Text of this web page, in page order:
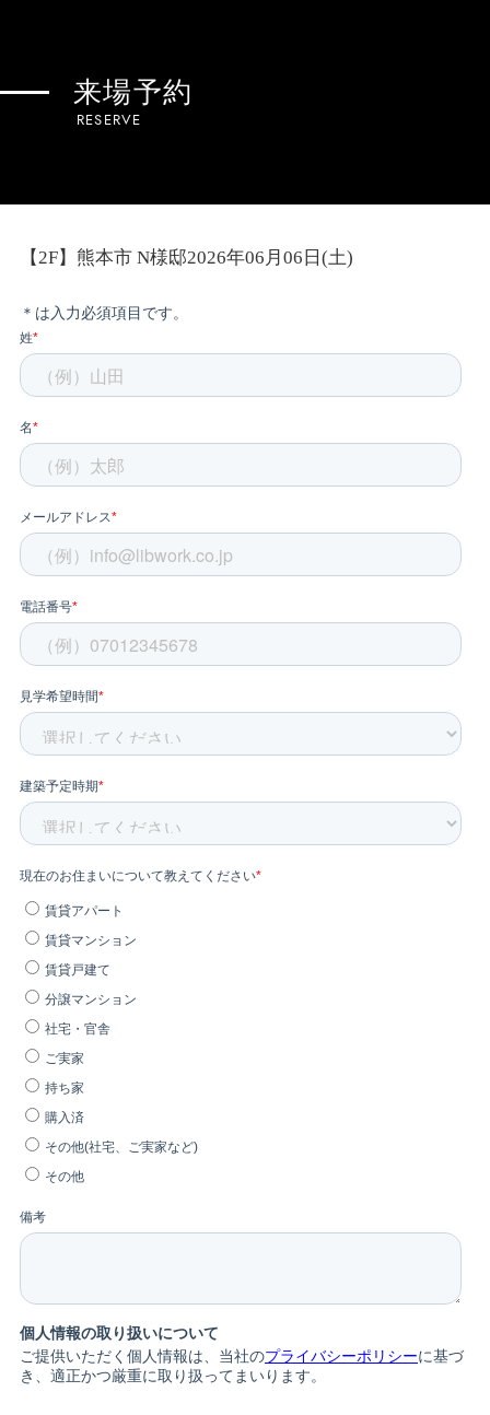
来場予約
RESERVE
【2F】熊本市 N様邸2026年06月06日(土)